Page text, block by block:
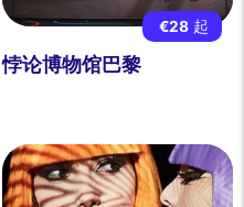
€28起
悖论博物馆巴黎